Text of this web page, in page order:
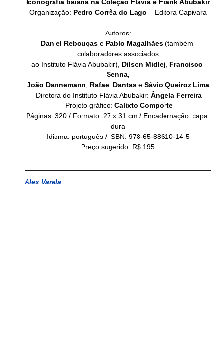
Iconografia baiana na Coleção Flávia e Frank Abubakir
Organização: Pedro Corrêa do Lago – Editora Capivara
Autores:
Daniel Rebouças e Pablo Magalhães (também
colaboradores associados
ao Instituto Flávia Abubakir), Dilson Midlej
Francisco
Senna,
João Dannemann
Rafael Dantas e Sávio Queiroz Lima
Diretora do Instituto Flávia Abubakir: Ângela Ferreira
Projeto gráfico: Calixto Comporte
Páginas: 320 / Formato: 27 x 31 cm / Encadernação: capa
dura
Idioma: português / ISBN: 978-65-88610-14-5
Preço sugerido: R$ 195
Alex Varela